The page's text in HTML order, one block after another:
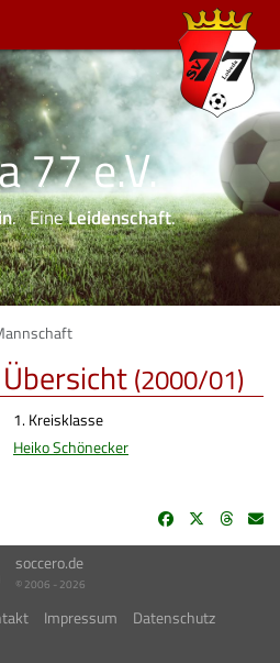
77 e.V.
. EineLeidenschaft.
Übersicht(2000/01)
1. Kreisklasse
Heiko Schönecker
soccero.de
© 2006 - 2026
Impressum Datenschutz